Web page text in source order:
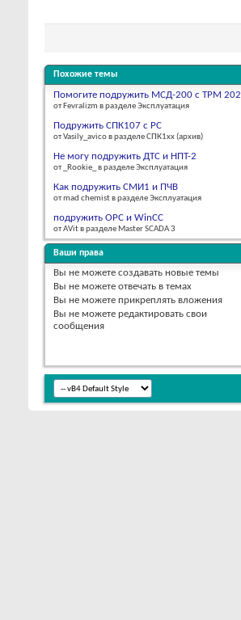
Похожие темы
Помогите подружить МСД-200 с ТРМ 202
от Fevralizm в разделе Эксплуатация
Подружить СПК107 с PC
от Vasily_avico в разделе СПК1xx (архив)
Не могу подружить ДТС и НПТ-2
от _Rookie_ в разделе Эксплуатация
Как подружить СМИ1 и ПЧВ
от mad chemist в разделе Эксплуатация
подружить OPC и WinCC
от AVit в разделе Master SCADA 3
Ваши права
Вы не можете создавать новые темы
Вы не можете отвечать в темах
Вы не можете прикреплять вложения
Вы не можете редактировать свои
сообщения